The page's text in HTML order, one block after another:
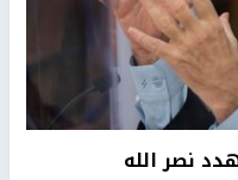
نصر الله